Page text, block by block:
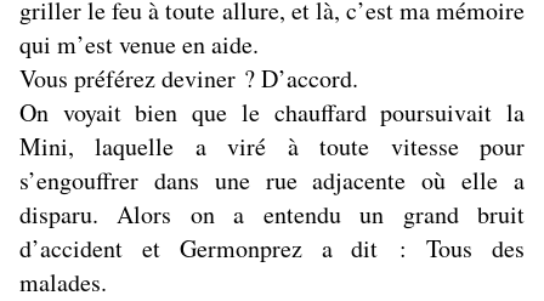
griller le feu à toute allure, et là, c’est ma mémoire
qui m’est venue en aide.
Vous préférez deviner ? D’accord.
On voyait bien que le chauffard poursuivait la
Mini, laquelle a viré à toute vitesse pour
s’engouffrer dans une rue adjacente où elle a
disparu. Alors on a entendu un grand bruit
d’accident et Germonprez a dit : Tous des
malades.